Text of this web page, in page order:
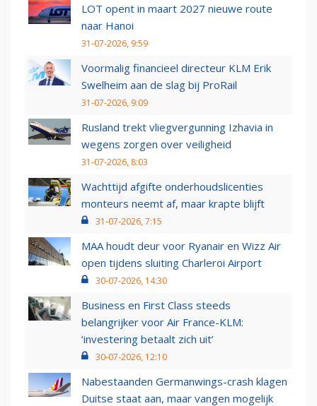
LOT opent in maart 2027 nieuwe route
naar Hanoi
31-07-2026, 9:59
Voormalig financieel directeur KLM Erik
Swelheim aan de slag bij ProRail
31-07-2026, 9:09
Rusland trekt vliegvergunning Izhavia in
wegens zorgen over veiligheid
31-07-2026, 8:03
Wachttijd afgifte onderhoudslicenties
monteurs neemt af, maar krapte blijft
31-07-2026, 7:15
MAA houdt deur voor Ryanair en Wizz Air
open tijdens sluiting Charleroi Airport
30-07-2026, 14:30
Business en First Class steeds
belangrijker voor Air France-KLM:
‘investering betaalt zich uit’
30-07-2026, 12:10
Nabestaanden Germanwings-crash klagen
Duitse staat aan, maar vangen mogelijk